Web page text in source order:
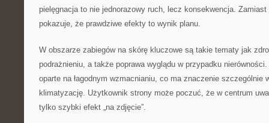
pielęgnacja to nie jednorazowy ruch, lecz konsekwencja. Zamiast
pokazuje, że prawdziwe efekty to wynik planu.
W obszarze zabiegów na skórę kluczowe są takie tematy jak
podrażnieniu, a także poprawa wyglądu w przypadku
oparte na łagodnym wzmacnianiu, co ma znaczenie szczególnie
klimatyzację. Użytkownik strony może poczuć, że w centrum
tylko szybki efekt „na zdjęcie”.